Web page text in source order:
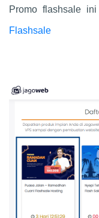
Promo flashsale
Flashsale